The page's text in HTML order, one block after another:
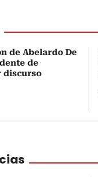
de Abelardo De
de
discurso